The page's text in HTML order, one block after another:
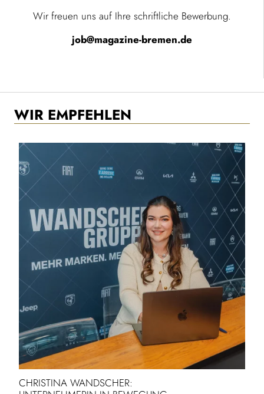
Wir freuen uns auf Ihre schriftliche Bewerbung.
job@magazine-bremen.de
WIR EMPFEHLEN
CHRISTINA WANDSCHER: